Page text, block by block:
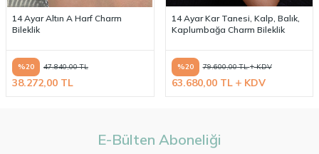
14 Ayar Altın A Harf Charm
Bileklik
%20 47.840,00TL
38.272,00 TL
14 Ayar Kar Tanesi, Kalp, Balık,
Kaplumbağa Charm Bileklik
%20 79.600,00TL KDV
63.680,00TL KDV
E-Bülten Aboneliği